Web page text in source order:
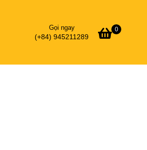
Gọi ngay
(+84) 945211289
0